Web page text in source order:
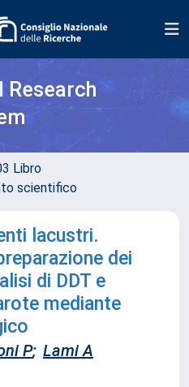
Research
Libro
scientifico
lacustri.
dei
di DDT e
mediante
P; Lami A